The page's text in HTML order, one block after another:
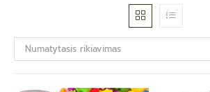
Numatytasis rikiavimas